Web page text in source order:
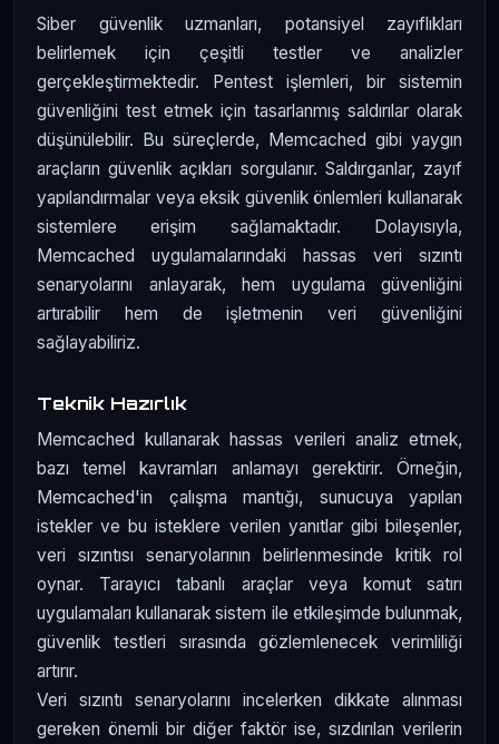
Siber güvenlik uzmanları, potansiyel zayıflıkları
belirlemek için çeşitli testler ve analizler
gerçekleştirmektedir. Pentest işlemleri, bir sistemin
güvenliğini test etmek için tasarlanmış saldırılar olarak
düşünülebilir. Bu süreçlerde, Memcached gibi yaygın
araçların güvenlik açıkları sorgulanır. Saldırganlar, zayıf
yapılandırmalar veya eksik güvenlik önlemleri kullanarak
sistemlere erişim sağlamaktadır. Dolayısıyla,
Memcached uygulamalarındaki hassas veri sızıntı
senaryolarını anlayarak, hem uygulama güvenliğini
artırabilir hem de işletmenin veri güvenliğini
sağlayabiliriz.
Teknik Hazırlık
Memcached kullanarak hassas verileri analiz etmek,
bazı temel kavramları anlamayı gerektirir. Örneğin,
Memcached'in çalışma mantığı, sunucuya yapılan
istekler ve bu isteklere verilen yanıtlar gibi bileşenler,
veri sızıntısı senaryolarının belirlenmesinde kritik rol
oynar. Tarayıcı tabanlı araçlar veya komut satırı
uygulamaları kullanarak sistem ile etkileşimde bulunmak,
güvenlik testleri sırasında gözlemlenecek verimliliği
artırır.
Veri sızıntı senaryolarını incelerken dikkate alınması
gereken önemli bir diğer faktör ise, sızdırılan verilerin